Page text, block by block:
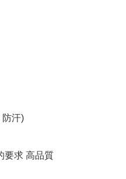
防汗)
要求 高品質